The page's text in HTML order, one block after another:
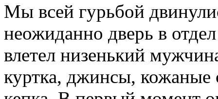
Мы всей гурьбой
неожиданно дверь в
влетел низенький
куртка, джинсы, кожаные